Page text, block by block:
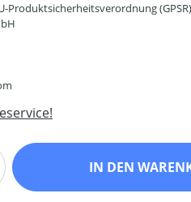
Produktsicherheitsverordnung
Gib den IN DEN